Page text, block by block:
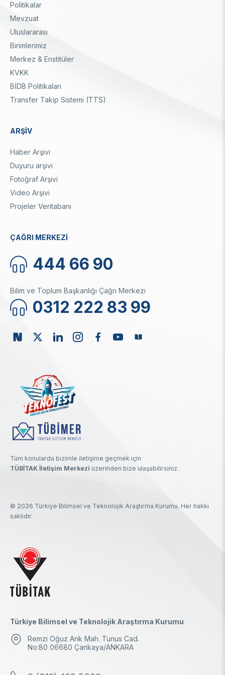
Politikalar
Mevzuat
Uluslararası
Birimlerimiz
Merkez & Enstitüler
KVKK
BİDB Politikaları
Transfer Takip Sistemi (TTS)
ARŞİV
Haber Arşivi
Duyuru arşivi
Fotoğraf Arşivi
Video Arşivi
Projeler Veritabanı
ÇAĞRI MERKEZİ
444 66 90
Bilim ve Toplum Başkanlığı Çağrı Merkezi
0312 222 83 99
Tüm konularda bizimle iletişime geçmek için
TÜBİTAK İletişim Merkezi üzerinden bize ulaşabilirsiniz.
© 2026 Türkiye Bilimsel ve Teknolojik Araştırma Kurumu. Her hakkı
saklıdır.
Türkiye Bilimsel ve Teknolojik Araştırma Kurumu
Remzi Oğuz Arık Mah. Tunus Cad.
No:80 06680 Çankaya/ANKARA